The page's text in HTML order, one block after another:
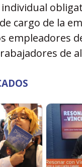
cargo de la
empleadores
de